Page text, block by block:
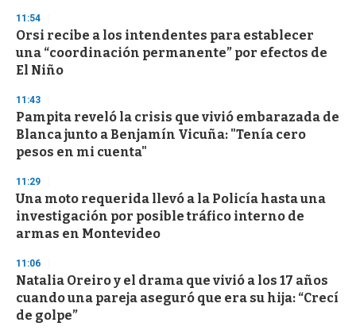
11:54
Orsi recibe a los intendentes para establecer
una “coordinación permanente” por efectos de
El Niño
11:43
Pampita reveló la crisis que vivió embarazada de
Blanca junto a Benjamín Vicuña: "Tenía cero
pesos en mi cuenta"
11:29
Una moto requerida llevó a la Policía hasta una
investigación por posible tráfico interno de
armas en Montevideo
11:06
Natalia Oreiro y el drama que vivió a los 17 años
cuando una pareja aseguró que era su hija: “Crecí
de golpe”